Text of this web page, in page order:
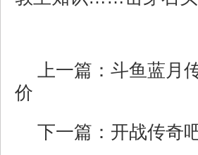
上一篇： 斗鱼蓝月
价
下一篇： 开战传奇